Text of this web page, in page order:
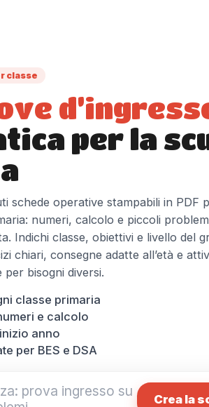
classe
per la
schede operative stampabili in PDF
numeri, calcolo e piccoli
Indichi classe, obiettivi e livello del
chiari, consegne adatte all’età e
per bisogni diversi.
classe primaria
e calcolo
anno
per BES e DSA
Crea la